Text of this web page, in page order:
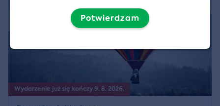
Wydarzenie już się kończy 9. 8. 2026.
Potwierdzam